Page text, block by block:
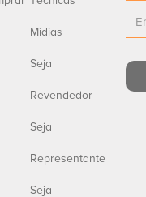
Mídias
Seja
Revendedor
Seja
Representante
Seja